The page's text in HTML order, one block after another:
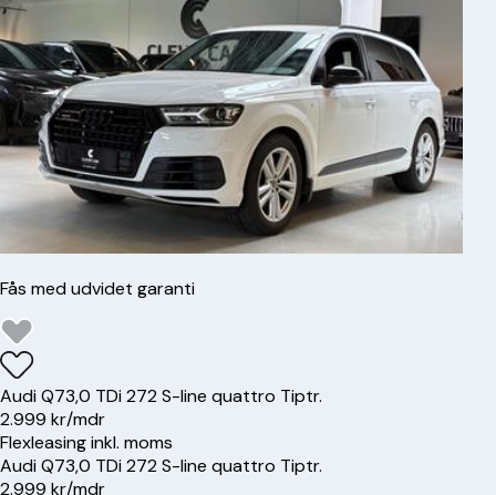
Fås med udvidet garanti
AudiQ73,0 TDi 272 S-line quattro Tiptr.
2.999 kr/mdr
Flexleasing inkl. moms
AudiQ73,0 TDi 272 S-line quattro Tiptr.
2.999 kr/mdr